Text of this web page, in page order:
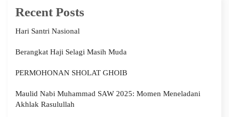
Recent Posts
Hari Santri Nasional
Berangkat Haji Selagi Masih Muda
PERMOHONAN SHOLAT GHOIB
Maulid Nabi Muhammad SAW 2025: Momen Meneladani
Akhlak Rasulullah